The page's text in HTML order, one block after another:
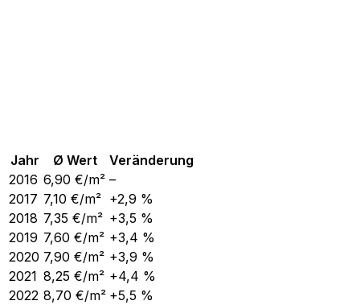
Jahr Ø Wert
Veränderung
2016 6,90 €/m² –
2017 7,10 €/m² +2,9 %
2018 7,35 €/m² +3,5 %
2019 7,60 €/m² +3,4 %
2020 7,90 €/m² +3,9 %
2021 8,25 €/m² +4,4 %
2022 8,70 €/m² +5,5 %